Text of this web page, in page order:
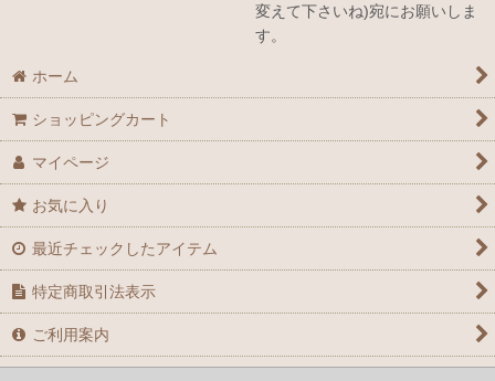
変えて下さいね)宛にお願いしま
す。
ホーム
ショッピングカート
マイページ
お気に入り
最近チェックしたアイテム
特定商取引法表示
ご利用案内